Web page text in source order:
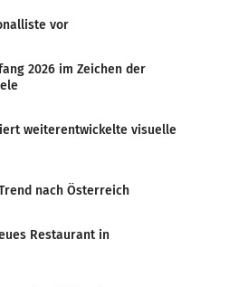
vor
2026 im Zeichen der
weiterentwickelte visuelle
nach Österreich
Restaurant in